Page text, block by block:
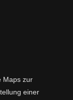
Maps zur
einer